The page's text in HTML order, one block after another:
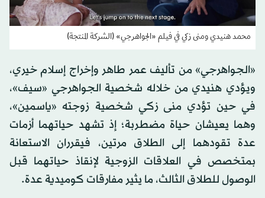
محمد هنيدي ومنى زكي في فيلم «الجواهرجي» (الشركة المنتجة)
«الجواهرجي» من تأليف عمر طاهر وإخراج إسلام خيري،
ويؤدي هنيدي من خلاله شخصية الجواهرجي «سيف»،
في حين تؤدي منى زكي شخصية زوجته «ياسمين»،
وهما يعيشان حياة مضطربة؛ إذ تشهد حياتهما أزمات
عدة تقودهما إلى الطلاق مرتين، فيقرران الاستعانة
بمتخصص في العلاقات الزوجية لإنقاذ حياتهما قبل
الوصول للطلاق الثالث، ما يثير مفارقات كوميدية عدة.